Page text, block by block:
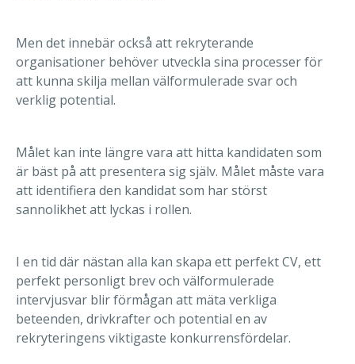
Men det innebär också att rekryterande
organisationer behöver utveckla sina processer för
att kunna skilja mellan välformulerade svar och
verklig potential.
Målet kan inte längre vara att hitta kandidaten som
är bäst på att presentera sig själv. Målet måste vara
att identifiera den kandidat som har störst
sannolikhet att lyckas i rollen.
I en tid där nästan alla kan skapa ett perfekt CV, ett
perfekt personligt brev och välformulerade
intervjusvar blir förmågan att mäta verkliga
beteenden, drivkrafter och potential en av
rekryteringens viktigaste konkurrensfördelar.